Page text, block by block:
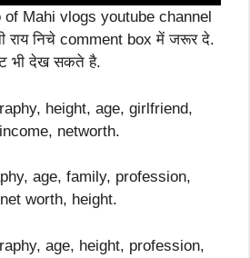
Mahi vlogs youtube channel
राय निचे comment box में जरूर दे.
भी देख सकते है.
height, age, girlfriend,
networth.
age, family, profession,
worth, height.
age, height, profession,